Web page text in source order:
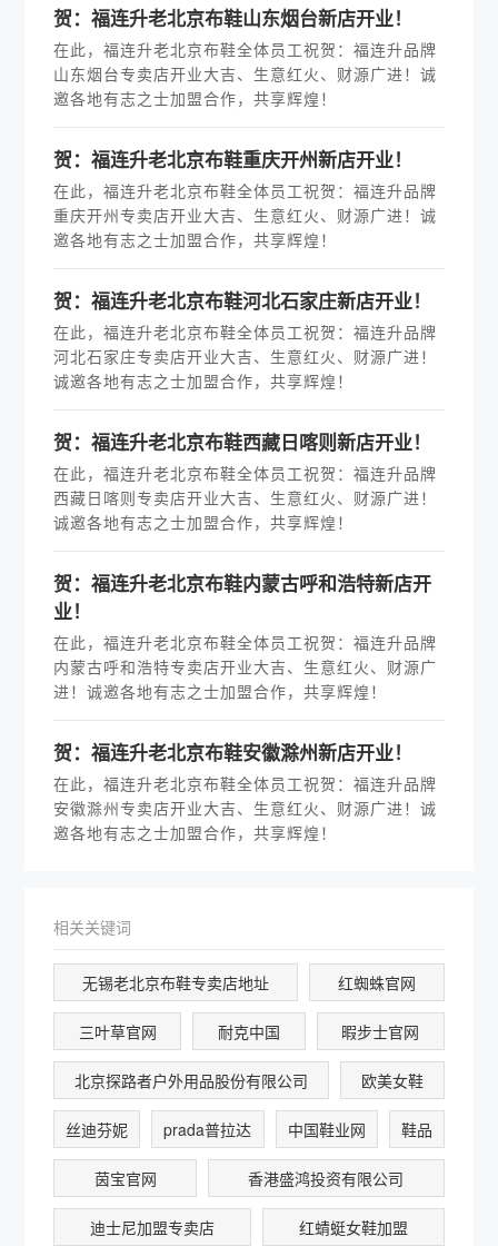
贺：福连升老北京布鞋山东烟台新店开业！
在此，福连升老北京布鞋全体员工祝贺：福连升品牌
山东烟台专卖店开业大吉、生意红火、财源广进！诚
邀各地有志之士加盟合作，共享辉煌！
贺：福连升老北京布鞋重庆开州新店开业！
在此，福连升老北京布鞋全体员工祝贺：福连升品牌
重庆开州专卖店开业大吉、生意红火、财源广进！诚
邀各地有志之士加盟合作，共享辉煌！
贺：福连升老北京布鞋河北石家庄新店开业！
在此，福连升老北京布鞋全体员工祝贺：福连升品牌
河北石家庄专卖店开业大吉、生意红火、财源广进！
诚邀各地有志之士加盟合作，共享辉煌！
贺：福连升老北京布鞋西藏日喀则新店开业！
在此，福连升老北京布鞋全体员工祝贺：福连升品牌
西藏日喀则专卖店开业大吉、生意红火、财源广进！
诚邀各地有志之士加盟合作，共享辉煌！
贺：福连升老北京布鞋内蒙古呼和浩特新店开
业！
在此，福连升老北京布鞋全体员工祝贺：福连升品牌
内蒙古呼和浩特专卖店开业大吉、生意红火、财源广
进！诚邀各地有志之士加盟合作，共享辉煌！
贺：福连升老北京布鞋安徽滁州新店开业！
在此，福连升老北京布鞋全体员工祝贺：福连升品牌
安徽滁州专卖店开业大吉、生意红火、财源广进！诚
邀各地有志之士加盟合作，共享辉煌！
相关关键词
无锡老北京布鞋专卖店地址 红蜘蛛官网
三叶草官网 耐克中国 暇步士官网
北京探路者户外用品股份有限公司 欧美女鞋
丝迪芬妮 prada普拉达 中国鞋业网 鞋品
茵宝官网 香港盛鸿投资有限公司
迪士尼加盟专卖店 红蜻蜓女鞋加盟